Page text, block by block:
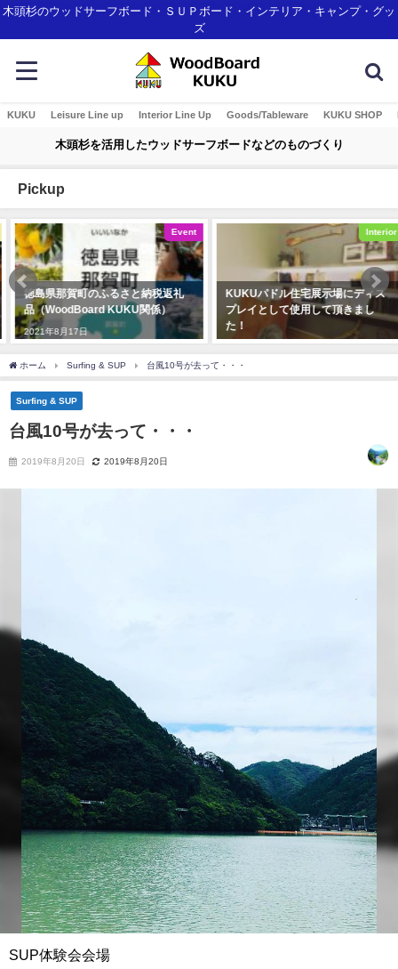
木頭杉のウッドサーフボード・ＳＵＰボード・インテリア・キャンプ・グッ
ズ
KUKU Leisure Line up Interior Line Up Goods/Tableware KUKU SHOP
木頭杉を活用したウッドサーフボードなどのものづくり
Pickup
Event
徳島県那賀町のふるさと納税返礼
品（WoodBoard KUKU関係）
2021年8月17日
Interior
KUKUパドル住宅展示場にディス
プレイとして使用して頂きまし
た！
ホーム Surfing & SUP 台風10号が去って・・・
Surfing & SUP
台風10号が去って・・・
2019年8月20日 2019年8月20日
SUP体験会会場